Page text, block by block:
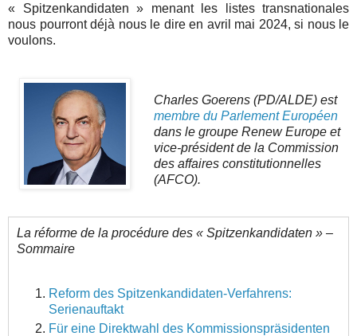
« Spitzenkandidaten » menant les listes transnationales
nous pourront déjà nous le dire en avril mai 2024, si nous le
voulons.
Charles Goerens (PD/ALDE) est
membre du Parlement Européen
dans le groupe Renew Europe et
vice-président de la Commission
des affaires constitutionnelles
(AFCO).
La réforme de la procédure des « Spitzenkandidaten » –
Sommaire
Reform des Spitzenkandidaten-Verfahrens:
Serienauftakt
Für eine Direktwahl des Kommissionspräsidenten